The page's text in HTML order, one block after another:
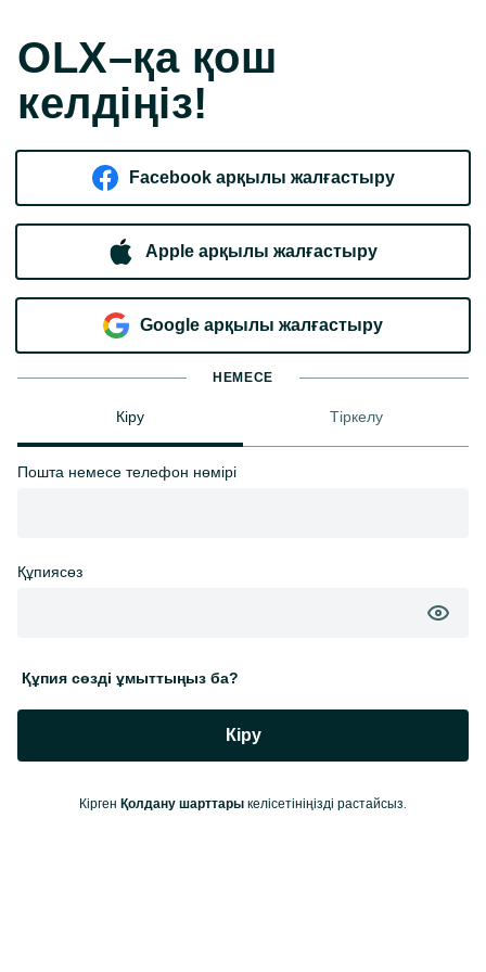
OLX–қа қош
келдіңіз!
Facebook арқылы жалғастыру
Apple арқылы жалғастыру
Google арқылы жалғастыру
НЕМЕСЕ
Кіру Тіркелу
Пошта немесе телефон нөмірі
Құпиясөз
Құпия сөзді ұмыттыңыз ба?
Кіру
Кірген Қолдану шарттары келісетініңізді растайсыз.